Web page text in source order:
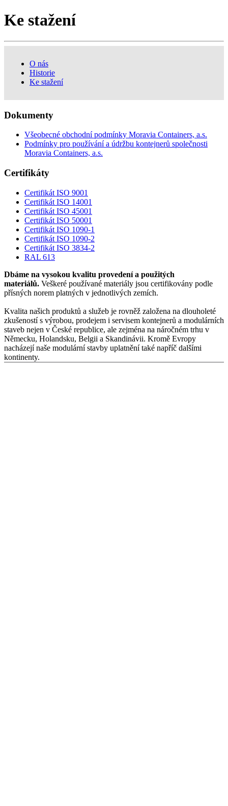
Ke stažení
O nás
Historie
Ke stažení
Dokumenty
Všeobecné obchodní podmínky Moravia Containers, a.s.
Podmínky pro používání a údržbu kontejnerů společnosti
Moravia Containers, a.s.
Certifikáty
Certifikát ISO 9001
Certifikát ISO 14001
Certifikát ISO 45001
Certifikát ISO 50001
Certifikát ISO 1090-1
Certifikát ISO 1090-2
Certifikát ISO 3834-2
RAL 613
Dbáme na vysokou kvalitu provedení a použitých
materiálů. Veškeré používané materiály jsou certifikovány podle
přísných norem platných v jednotlivých zemích.
Kvalita našich produktů a služeb je rovněž založena na dlouholeté
zkušeností s výrobou, prodejem i servisem kontejnerů a modulárních
staveb nejen v České republice, ale zejména na náročném trhu v
Německu, Holandsku, Belgii a Skandinávii. Kromě Evropy
nacházejí naše modulární stavby uplatnění také napříč dalšími
kontinenty.